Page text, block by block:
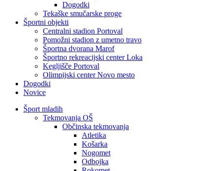
Dogodki
Tekaške smučarske proge
Športni objekti
Centralni stadion Portoval
Pomožni stadion z umetno travo
Športna dvorana Marof
Športno rekreacijski center Loka
Kegljišče Portoval
Olimpijski center Novo mesto
Dogodki
Novice
Šport mladih
Tekmovanja OŠ
Občinska tekmovanja
Atletika
Košarka
Nogomet
Odbojka